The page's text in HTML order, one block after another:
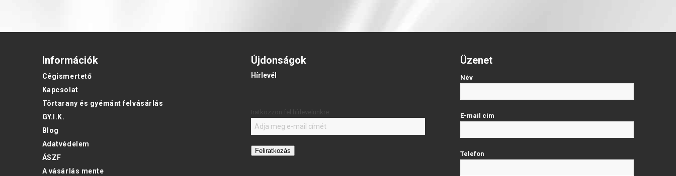
Információk
Cégismertető
Kapcsolat
Törtarany és gyémánt felvásárlás
GY.I.K.
Blog
Adatvédelem
ÁSZF
A vásárlás mente
Újdonságok
Hírlevél
Feliratkozás
Üzenet
Név
E-mail cím
Telefon